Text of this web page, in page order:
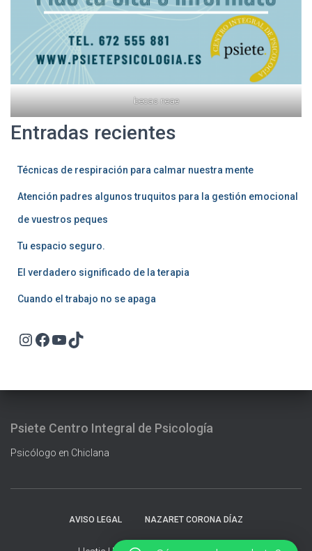
becas neae
Entradas recientes
Técnicas de respiración para calmar nuestra mente
Atención padres algunos truquitos para la gestión emocional
de vuestros peques
Tu espacio seguro.
El verdadero significado de la terapia
Cuando el trabajo no se apaga
Instagram Facebook YouTube TikTok
Psiete Centro Integral de Psicología
Psicólogo en Chiclana
AVISO LEGAL NAZARET CORONA DÍAZ